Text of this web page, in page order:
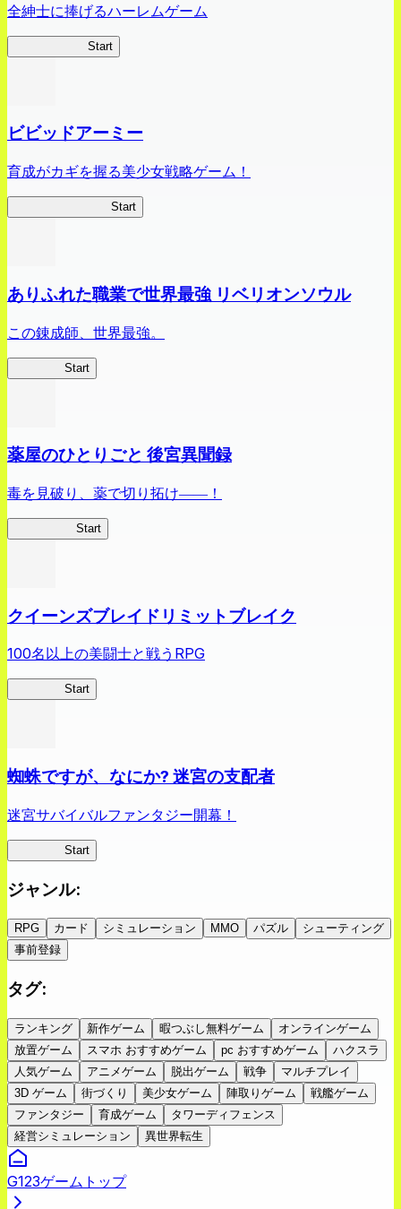
全紳士に捧げるハーレムゲーム
Start
ビビッドアーミー
育成がカギを握る美少女戦略ゲーム！
Start
ありふれた職業で世界最強 リベリオンソウル
この錬成師、世界最強。
Start
薬屋のひとりごと 後宮異聞録
毒を見破り、薬で切り拓け――！
Start
クイーンズブレイドリミットブレイク
100名以上の美闘士と戦うRPG
Start
蜘蛛ですが、なにか? 迷宮の支配者
迷宮サバイバルファンタジー開幕！
Start
ジャンル:
RPG カード シミュレーション MMO パズル
シューティング
事前登録
タグ:
ランキング 新作ゲーム 暇つぶし無料ゲーム
オンラインゲーム
放置ゲーム
スマホ おすすめゲーム pc おすすめゲーム
ハクスラ
人気ゲーム
アニメゲーム 脱出ゲーム 戦争
マルチプレイ
3D ゲーム
街づくり 美少女ゲーム 陣取りゲーム
戦艦ゲーム
ファンタジー
育成ゲーム
タワーディフェンス
経営シミュレーション
異世界転生
G123ゲームトップ